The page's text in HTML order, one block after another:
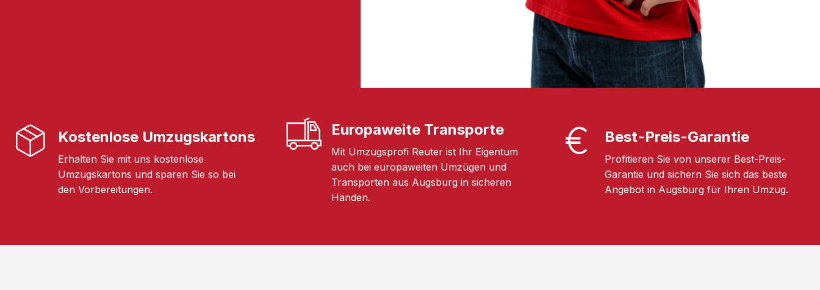
Kostenlose Umzugskartons
Erhalten Sie mit uns kostenlose
Umzugskartons und sparen Sie so bei
den Vorbereitungen.
Europaweite Transporte
Mit Umzugsprofi Reuter ist Ihr Eigentum
auch bei europaweiten Umzügen und
Transporten aus Augsburg in sicheren
Händen.
Best-Preis-Garantie
Profitieren Sie von unserer Best-Preis-
Garantie und sichern Sie sich das beste
Angebot in Augsburg für Ihren Umzug.